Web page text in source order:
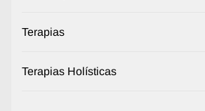
Terapias
Terapias Holísticas